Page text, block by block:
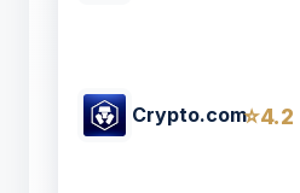
Crypto.com 4.2